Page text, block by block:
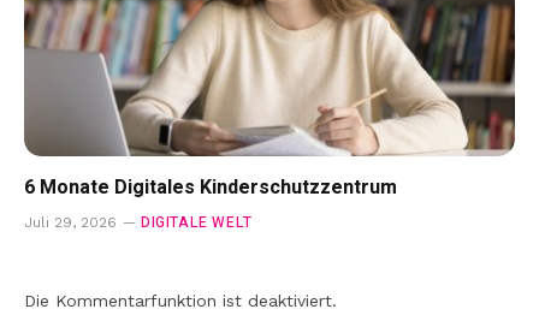
6 Monate Digitales Kinderschutzzentrum
Juli 29, 2026 DIGITALE WELT
Die Kommentarfunktion ist deaktiviert.